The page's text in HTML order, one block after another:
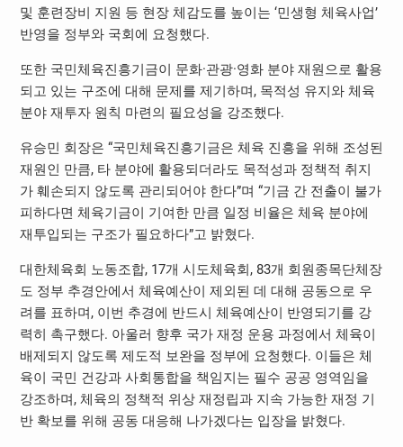
및 훈련장비 지원 등 현장 체감도를 높이는 ‘민생형 체육사업’
반영을 정부와 국회에 요청했다.
또한 국민체육진흥기금이 문화·관광·영화 분야 재원으로 활용
되고 있는 구조에 대해 문제를 제기하며, 목적성 유지와 체육
분야 재투자 원칙 마련의 필요성을 강조했다.
유승민 회장은 “국민체육진흥기금은 체육 진흥을 위해 조성된
재원인 만큼, 타 분야에 활용되더라도 목적성과 정책적 취지
가 훼손되지 않도록 관리되어야 한다”며 “기금 간 전출이 불가
피하다면 체육기금이 기여한 만큼 일정 비율은 체육 분야에
재투입되는 구조가 필요하다”고 밝혔다.
대한체육회 노동조합, 17개 시도체육회, 83개 회원종목단체장
도 정부 추경안에서 체육예산이 제외된 데 대해 공동으로 우
려를 표하며, 이번 추경에 반드시 체육예산이 반영되기를 강
력히 촉구했다. 아울러 향후 국가 재정 운용 과정에서 체육이
배제되지 않도록 제도적 보완을 정부에 요청했다. 이들은 체
육이 국민 건강과 사회통합을 책임지는 필수 공공 영역임을
강조하며, 체육의 정책적 위상 재정립과 지속 가능한 재정 기
반 확보를 위해 공동 대응해 나가겠다는 입장을 밝혔다.